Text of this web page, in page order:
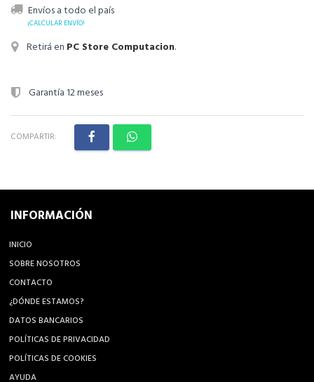
Envíos a todo el país
¡CALCULAR ENVÍO!
Retirá en PC Store Computacion.
Garantía 12 meses
COMPARTIR:
INFORMACIÓN
INICIO
SOBRE NOSOTROS
CONTACTO
¿DÓNDE ESTAMOS?
DATOS BANCARIOS
POLÍTICAS DE PRIVACIDAD
POLÍTICAS DE COOKIES
AYUDA